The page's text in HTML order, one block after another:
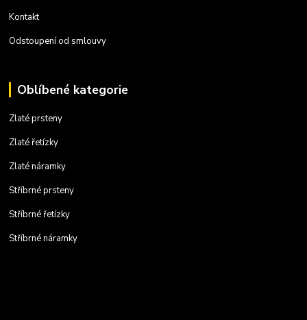
Kontakt
Odstoupení od smlouvy
Oblíbené kategorie
Zlaté prsteny
Zlaté řetízky
Zlaté náramky
Stříbrné prsteny
Stříbrné řetízky
Stříbrné náramky